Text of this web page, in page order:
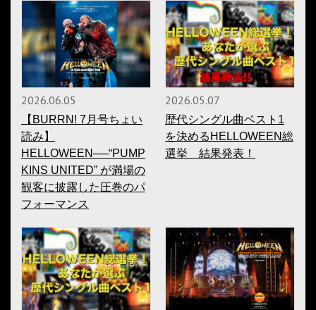
2026.06.05
【BURRN! 7月号ちょい
読み】
HELLOWEEN──“PUMP
KINS UNITED” が満場の
観客に披露した圧巻のパ
フォーマンス
2026.05.07
歴代シングル曲ベスト1
を決めるHELLOWEEN総
選挙 結果発表！